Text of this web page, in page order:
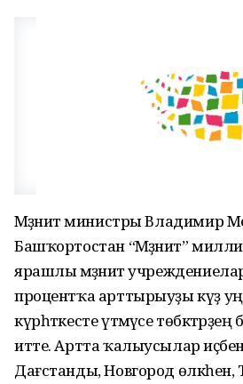
Мәҙәниәт министры Владимир
Башҡортостан “Мәҙәниәт”
ярашлы мәҙәниәт
процентҡа арттырыуҙы күҙ
күрһәткесте үтәмәүсе
итте. Артта ҡалыусылар
Дағстанды, Новгород